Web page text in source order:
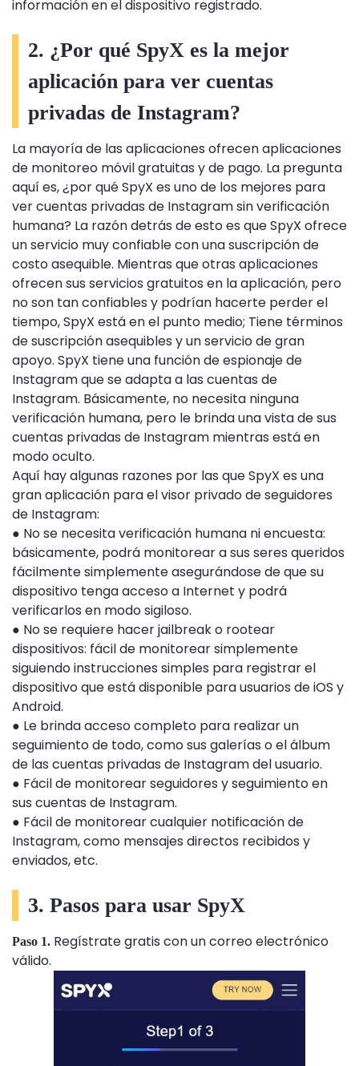
información en el dispositivo registrado.
2. ¿Por qué SpyX es la mejor
aplicación para ver cuentas
privadas de Instagram?
La mayoría de las aplicaciones ofrecen aplicaciones
de monitoreo móvil gratuitas y de pago. La pregunta
aquí es, ¿por qué SpyX es uno de los mejores para
ver cuentas privadas de Instagram sin verificación
humana? La razón detrás de esto es que SpyX ofrece
un servicio muy confiable con una suscripción de
costo asequible. Mientras que otras aplicaciones
ofrecen sus servicios gratuitos en la aplicación, pero
no son tan confiables y podrían hacerte perder el
tiempo, SpyX está en el punto medio; Tiene términos
de suscripción asequibles y un servicio de gran
apoyo. SpyX tiene una función de espionaje de
Instagram que se adapta a las cuentas de
Instagram. Básicamente, no necesita ninguna
verificación humana, pero le brinda una vista de sus
cuentas privadas de Instagram mientras está en
modo oculto.
Aquí hay algunas razones por las que SpyX es una
gran aplicación para el visor privado de seguidores
de Instagram:
● No se necesita verificación humana ni encuesta:
básicamente, podrá monitorear a sus seres queridos
fácilmente simplemente asegurándose de que su
dispositivo tenga acceso a Internet y podrá
verificarlos en modo sigiloso.
● No se requiere hacer jailbreak o rootear
dispositivos: fácil de monitorear simplemente
siguiendo instrucciones simples para registrar el
dispositivo que está disponible para usuarios de iOS y
Android.
● Le brinda acceso completo para realizar un
seguimiento de todo, como sus galerías o el álbum
de las cuentas privadas de Instagram del usuario.
● Fácil de monitorear seguidores y seguimiento en
sus cuentas de Instagram.
● Fácil de monitorear cualquier notificación de
Instagram, como mensajes directos recibidos y
enviados, etc.
3. Pasos para usar SpyX
Paso 1. Regístrate gratis con un correo electrónico
válido.